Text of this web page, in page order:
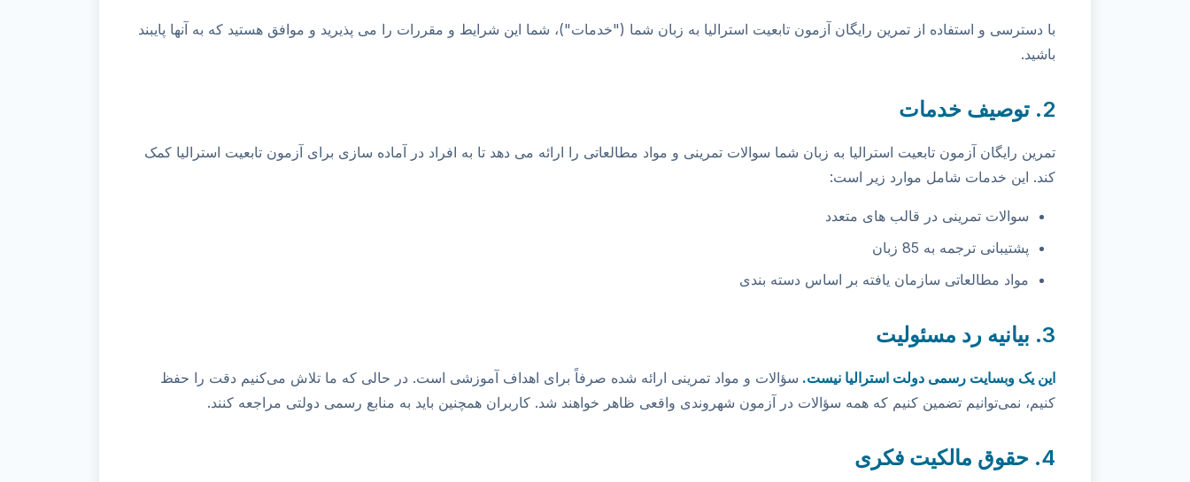
با دسترسی و استفاده از تمرین رایگان آزمون تابعیت استرالیا به زبان شما ("خدمات")، شما این شرایط و مقررات را می پذیرید و موافق هستید که به آنها پایبند
باشید.
2. توصیف خدمات
تمرین رایگان آزمون تابعیت استرالیا به زبان شما سوالات تمرینی و مواد مطالعاتی را ارائه می دهد تا به افراد در آماده سازی برای آزمون تابعیت استرالیا کمک
کند. این خدمات شامل موارد زیر است:
سوالات تمرینی در قالب های متعدد
پشتیبانی ترجمه به 85 زبان
مواد مطالعاتی سازمان یافته بر اساس دسته بندی
3. بیانیه رد مسئولیت
این یک وبسایت رسمی دولت استرالیا نیست. سؤالات و مواد تمرینی ارائه شده صرفاً برای اهداف آموزشی است. در حالی که ما تلاش می‌کنیم دقت را حفظ
کنیم، نمی‌توانیم تضمین کنیم که همه سؤالات در آزمون شهروندی واقعی ظاهر خواهند شد. کاربران همچنین باید به منابع رسمی دولتی مراجعه کنند.
4. حقوق مالکیت فکری